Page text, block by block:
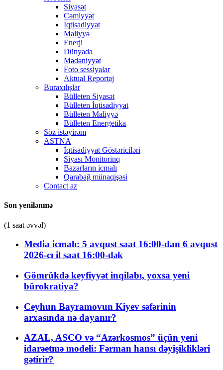
Siyasət
Cəmiyyət
İqtisadiyyat
Maliyyə
Enerji
Dünyada
Mədəniyyət
Foto sessiyalar
Aktual Reportaj
Buraxılışlar
Bülleten Siyasət
Bülleten İqtisadiyyat
Bülleten Maliyyə
Bülleten Energetika
Söz istəyirəm
ASTNA
İqtisadiyyat Göstəriciləri
Siyası Monitorinq
Bazarların icmalı
Qarabağ münaqişəsi
Contact az
Son yenilənmə
(1 saat əvvəl)
Media icmalı: 5 avqust saat 16:00-dan 6 avqust
2026-cı il saat 16:00-dək
Gömrükdə keyfiyyət inqilabı, yoxsa yeni
bürokratiya?
Ceyhun Bayramovun Kiyev səfərinin
arxasında nə dayanır?
AZAL, ASCO və “Azərkosmos” üçün yeni
idarəetmə modeli: Fərman hansı dəyişiklikləri
gətirir?